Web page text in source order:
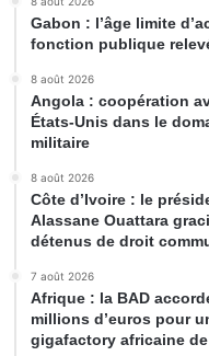
Gabon : l’âge limite
fonction publique
8 août 2026
Angola : coopération
États-Unis dans le
militaire
8 août 2026
Côte d’Ivoire : le
Alassane Ouattara
détenus de droit
7 août 2026
Afrique : la BAD
millions d’euros pour
gigafactory africaine